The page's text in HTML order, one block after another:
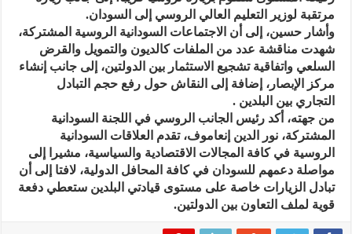
مرتقبة لوزير التعليم العالي الروسي إلى السودان.
وأشار حسين، إلى أن الاجتماعات السودانية الروسية المشتركة،
شهدت مناقشة عدد من الملفات كالديون والتمويل والقرض
السلعي واتفاقية تشجيع الاستثمار بين الدولتين، إلى جانب إنشاء
مركز الإبصار، إضافة إلى النقاش حول رفع حجم التبادل
التجاري بين البلدين .
من جهته، أكد رئيس الجانب الروسي في اللجنة السودانية
المشتركة، نور الدين إنعاموف، تقدم العلاقات السودانية
الروسية في كافة المجالات الاقتصادية والسياسية، مشيرا إلى
مواصلة دعمهم للسودان في كافة المحافل الدولية، لافتا إلى أن
تبادل الزيارات خاصة على مستوى قيادتي البلدين ستعطي دفعة
قوية لملف التعاون بين الدولتين.